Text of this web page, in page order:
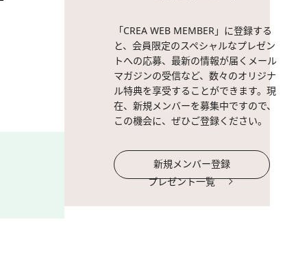
「CREA WEB MEMBER」に登録する
と、会員限定のスペシャルなプレゼン
トへの応募、最新の情報が届くメール
マガジンの受信など、数々のオリジナ
ル特典を享受することができます。現
在、新規メンバーを募集中ですので、
この機会に、ぜひご登録ください。
新規メンバー登録
プレゼント一覧